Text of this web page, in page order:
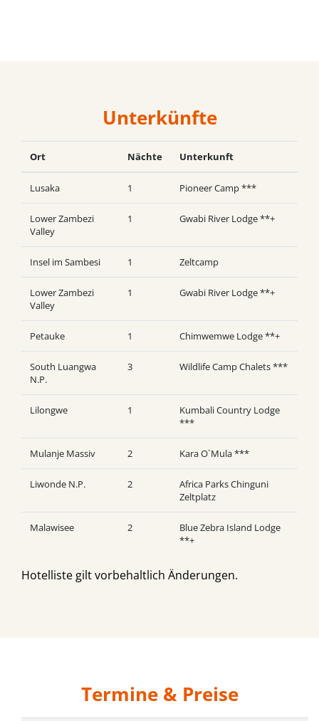
Unterkünfte
Ort Nächte Unterkunft
Lusaka 1 Pioneer Camp ***
Lower Zambezi
Valley
1 Gwabi River Lodge **+
Insel im Sambesi 1 Zeltcamp
Lower Zambezi
Valley
1 Gwabi River Lodge **+
Petauke 1 Chimwemwe Lodge **+
South Luangwa
N.P.
3 Wildlife Camp Chalets ***
Lilongwe 1
Kumbali Country Lodge
***
Mulanje Massiv 2 Kara O`Mula ***
Liwonde N.P. 2
Africa Parks Chinguni
Zeltplatz
Malawisee 2
Blue Zebra Island Lodge
**+
Hotelliste gilt vorbehaltlich Änderungen.
Termine & Preise